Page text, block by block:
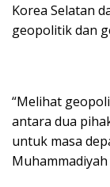
Korea Selatan
geopolitik dan
“Melihat
antara dua
untuk masa